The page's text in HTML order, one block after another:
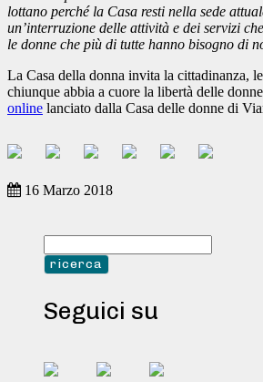
lottano perché la Casa resti nella sede
un’interruzione delle attività e dei servizi
le donne che più di tutte hanno bisogno di
La Casa della donna invita la cittadinanza,
chiunque abbia a cuore la libertà delle
online lanciato dalla Casa delle donne di
16 Marzo 2018
Seguici su